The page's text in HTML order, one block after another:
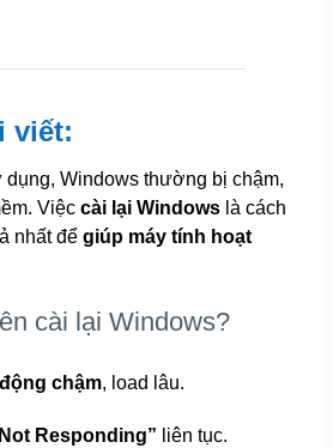
viết:
Windows thường bị chậm,
Việc cài lại Windowslà cách
nhất để giúp máy tính hoạt
cài lại Windows?
chậm, load lâu.
Responding” liên tục.